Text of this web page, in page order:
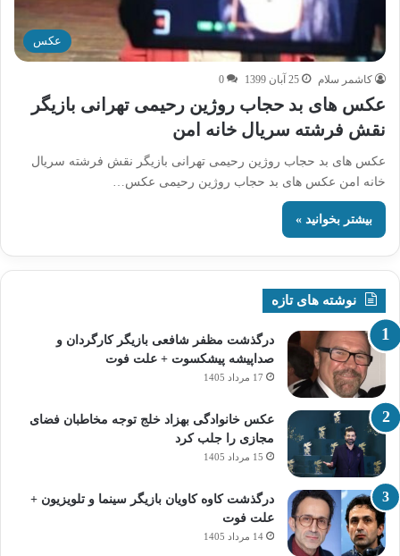
عکس
کاشمر سلام 25 آبان 1399 0
عکس های بد حجاب روژین رحیمی تهرانی بازیگر
نقش فرشته سریال خانه امن
عکس های بد حجاب روژین رحیمی تهرانی بازیگر نقش فرشته سریال
خانه امن عکس های بد حجاب روژین رحیمی عکس…
بیشتر بخوانید »
نوشته های تازه
درگذشت مظفر شافعی بازیگر کارگردان و
صداپیشه پیشکسوت + علت فوت
17 مرداد 1405
عکس خانوادگی بهزاد خلج توجه مخاطبان فضای
مجازی را جلب کرد
15 مرداد 1405
درگذشت کاوه کاویان بازیگر سینما و تلویزیون +
علت فوت
14 مرداد 1405